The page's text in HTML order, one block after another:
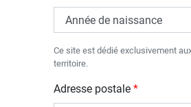
Ce site est dédié exclusivement
territoire.
Adresse postale